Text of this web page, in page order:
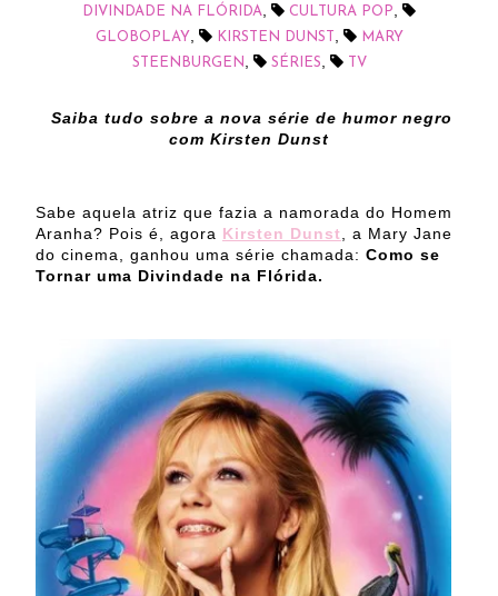
DIVINDADE NA FLÓRIDA, CULTURA POP,
GLOBOPLAY, KIRSTEN DUNST ,
MARY
STEENBURGEN, SÉRIES, TV
Saiba tudo sobre a nova série de humor negro
com Kirsten Dunst
Sabe aquela atriz que fazia a namorada do Homem
Aranha? Pois é, agora Kirsten Dunst, a Mary Jane
do cinema, ganhou uma série chamada: Como se
Tornar uma Divindade na Flórida.